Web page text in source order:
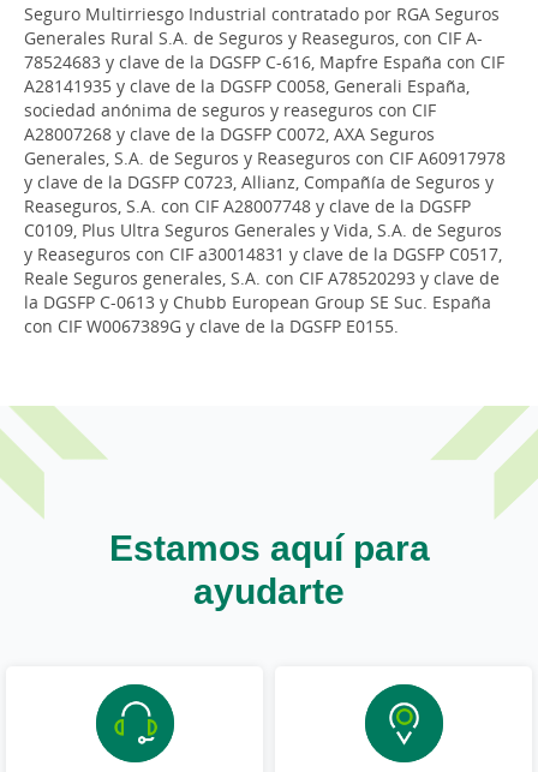
Seguro Multirriesgo Industrial contratado por RGA Seguros
Generales Rural S.A. de Seguros y Reaseguros, con CIF A-
78524683 y clave de la DGSFP C-616, Mapfre España con CIF
A28141935 y clave de la DGSFP C0058, Generali España,
sociedad anónima de seguros y reaseguros con CIF
A28007268 y clave de la DGSFP C0072, AXA Seguros
Generales, S.A. de Seguros y Reaseguros con CIF A60917978
y clave de la DGSFP C0723, Allianz, Compañía de Seguros y
Reaseguros, S.A. con CIF A28007748 y clave de la DGSFP
C0109, Plus Ultra Seguros Generales y Vida, S.A. de Seguros
y Reaseguros con CIF a30014831 y clave de la DGSFP C0517,
Reale Seguros generales, S.A. con CIF A78520293 y clave de
la DGSFP C-0613 y Chubb European Group SE Suc. España
con CIF W0067389G y clave de la DGSFP E0155.
Estamos aquí para
ayudarte